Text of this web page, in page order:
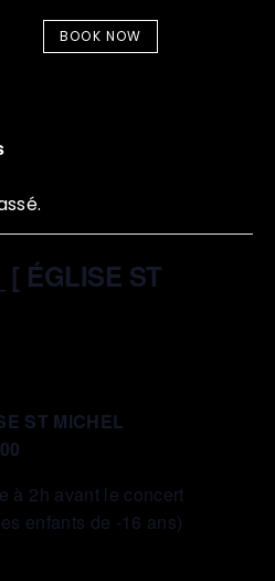
BOOK NOW
[ ÉGLISE ST
ST MICHEL
à 2h avant le concert
enfants de -16 ans)